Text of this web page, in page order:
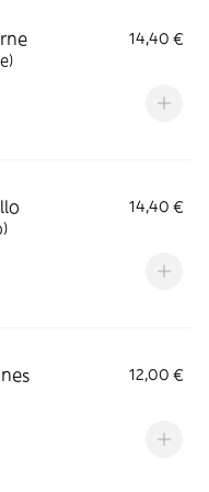
14,40 €
14,40 €
12,00 €